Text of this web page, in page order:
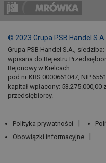
© 2023 Grupa PSB Handel
Grupa PSB Handel S.A.,
wpisana do Rejestru
Rejonowy w Kielcach
pod nr KRS 0000661047, NIP
kapitał wpłacony:
przedsiębiorcy.
Polityka prywatności
Obowiązki informacyjne